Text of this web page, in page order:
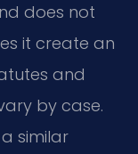
does not
it create an
and
by case.
similar